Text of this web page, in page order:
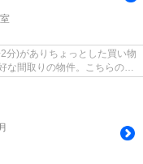
)がありちょっとした買い物
な間取りの物件。こちらの物